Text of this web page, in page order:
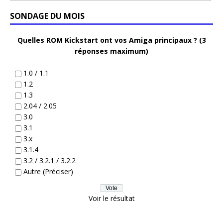
SONDAGE DU MOIS
Quelles ROM Kickstart ont vos Amiga principaux ? (3
réponses maximum)
1.0 / 1.1
1.2
1.3
2.04 / 2.05
3.0
3.1
3.x
3.1.4
3.2 / 3.2.1 / 3.2.2
Autre (Préciser)
Voir le résultat